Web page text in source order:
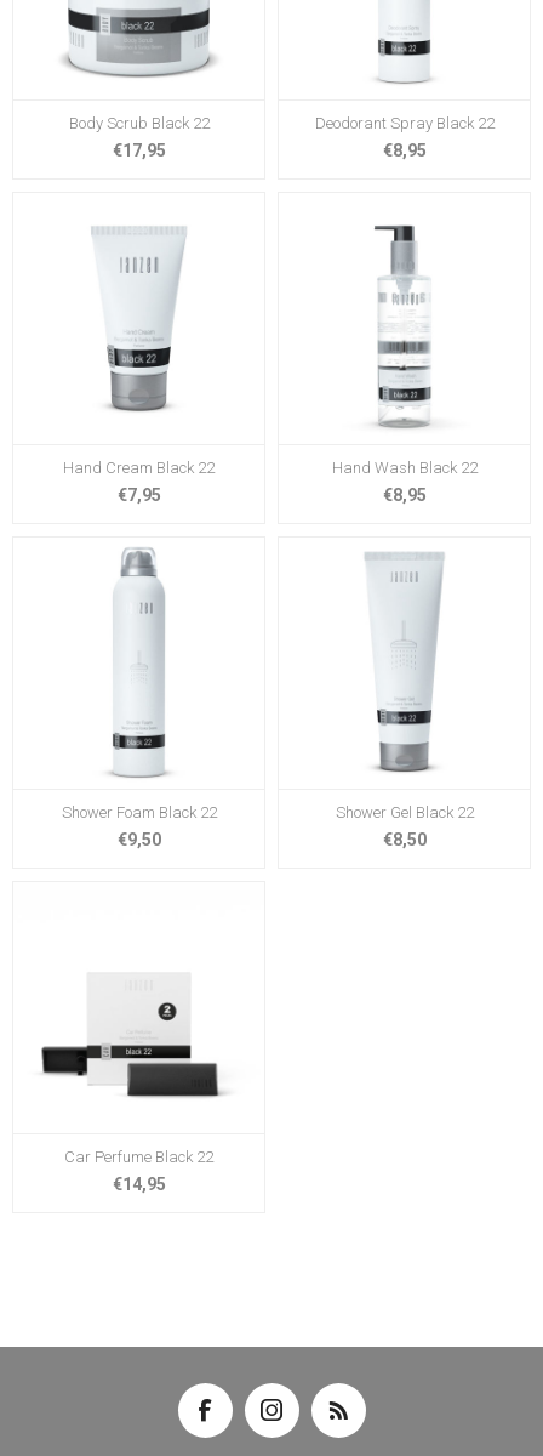
Body Scrub Black 22
€17,95
Deodorant Spray Black 22
€8,95
Hand Cream Black 22
€7,95
Hand Wash Black 22
€8,95
Shower Foam Black 22
€9,50
Shower Gel Black 22
€8,50
Car Perfume Black 22
€14,95